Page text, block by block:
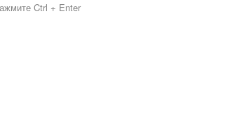
Ctrl + Enter